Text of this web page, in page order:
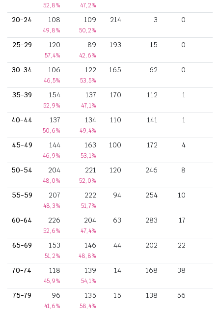
52,8% 47,2%
20-24 108
49,8%
109
50,2%
214 3 0
25-29 120
57,4%
89
42,6%
193 15 0
30-34 106
46,5%
122
53,5%
165 62 0
35-39 154
52,9%
137
47,1%
170 112 1
40-44 137
50,6%
134
49,4%
110 141 1
45-49 144
46,9%
163
53,1%
100 172 4
50-54 204
48,0%
221
52,0%
120 246 8
55-59 207
48,3%
222
51,7%
94 254 10
60-64 226
52,6%
204
47,4%
63 283 17
65-69 153
51,2%
146
48,8%
44 202 22
70-74 118
45,9%
139
54,1%
14 168 38
75-79 96
41,6%
135
58,4%
15 138 56